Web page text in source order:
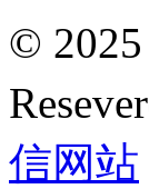
©
信网站